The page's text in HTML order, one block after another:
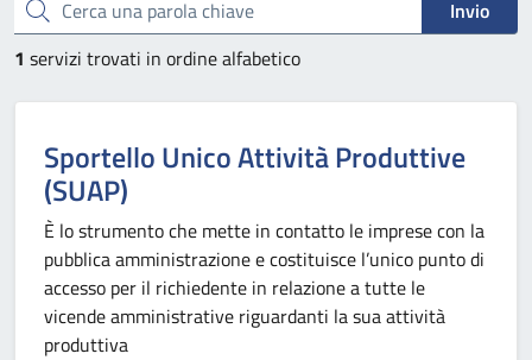
Cerca una parola chiave
Invio
1 servizi trovati in ordine alfabetico
Sportello Unico Attività Produttive
(SUAP)
È lo strumento che mette in contatto le imprese con la
pubblica amministrazione e costituisce l’unico punto di
accesso per il richiedente in relazione a tutte le
vicende amministrative riguardanti la sua attività
produttiva